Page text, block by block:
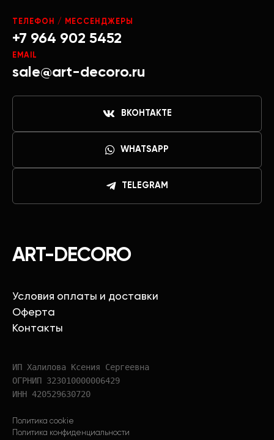
ART-DECORO
Условия оплаты и доставки
Оферта
Контакты
ИП Халилова Ксения Сергеевна
ОГРНИП 323010000006429
ИНН 420529630720
Политика cookie
Политика конфиденциальности
ТЕЛЕФОН / МЕССЕНДЖЕРЫ
+7 964 902 5452
EMAIL
sale@art-decoro.ru
ВКОНТАКТЕ
WHATSAPP
TELEGRAM